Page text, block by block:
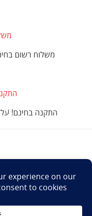
משלוח רשום בחינם
התקנה בחינם! על